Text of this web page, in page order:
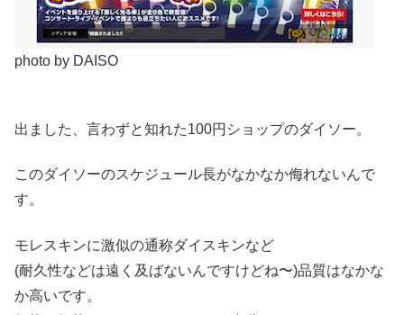
photo by DAISO
出ました、言わずと知れた100円ショップのダイソー。
このダイソーのスケジュール長がなかなか侮れないんで
す。
モレスキンに激似の通称ダイスキンなど
(耐久性などは遠く及ばないんですけどね〜)品質はなかな
か高いです。